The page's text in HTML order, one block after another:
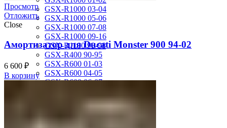
GSX-R1000 03-04
GSX-R1000 05-06
GSX-R1000 07-08
GSX-R1000 09-16
GSX-R1100 93-98
GSX-R400 90-95
GSX-R600 01-03
GSX-R600 04-05
GSX-R600 06-07
GSX-R600 SRAD 97-00
GSX-R750 00-03
GSX-R750 04-05
Просмотр
Отложить
Close
Амортизатор для Ducati Monster 900 94-02
6 600 ₽
В корзину